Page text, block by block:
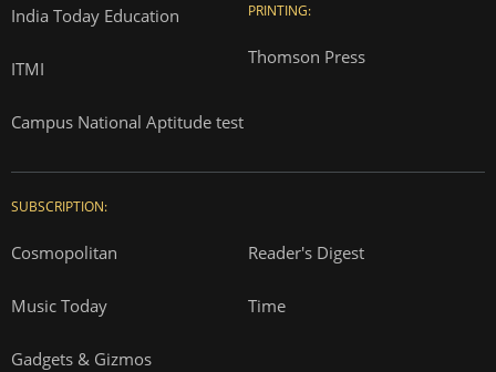
India Today Education
ITMI
Campus National Aptitude test
PRINTING:
Thomson Press
SUBSCRIPTION:
Cosmopolitan Reader's Digest
Music Today Time
Gadgets & Gizmos